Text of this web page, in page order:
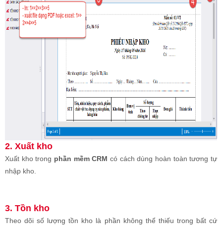
2. Xuất kho
Xuất kho trong phần mềm CRM có cách dùng hoàn toàn tương tự
nhập kho.
3. Tồn kho
Theo dõi số lượng tồn kho là phần không thể thiếu trong bất cứ